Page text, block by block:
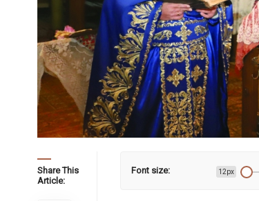
Share This
Article:
Font size: 12px